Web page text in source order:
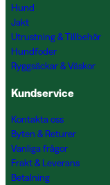
Hund
Jakt
Utrustning & Tillbehör
Hundfoder
Ryggsäckar & Väskor
Kundservice
Kontakta oss
Byten & Returer
Vanliga frågor
Frakt & Leverans
Betalning